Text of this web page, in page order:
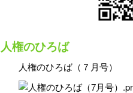
人権のひろば
人権のひろば（７月号）